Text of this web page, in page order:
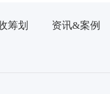
筹划 资讯&案例